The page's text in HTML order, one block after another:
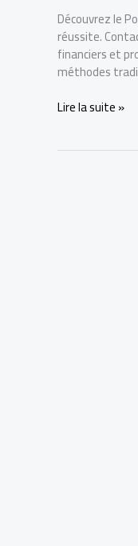
Découvrez le
réussite.
financiers et
méthodes
Portefeuille
Lire la suite »